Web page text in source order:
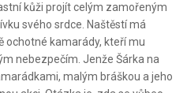
kůži projít celým zamořeným
svého srdce. Naštěstí má
ochotné kamarády, kteří mu
nebezpečím. Jenže Šárka na
malým bráškou a jeho